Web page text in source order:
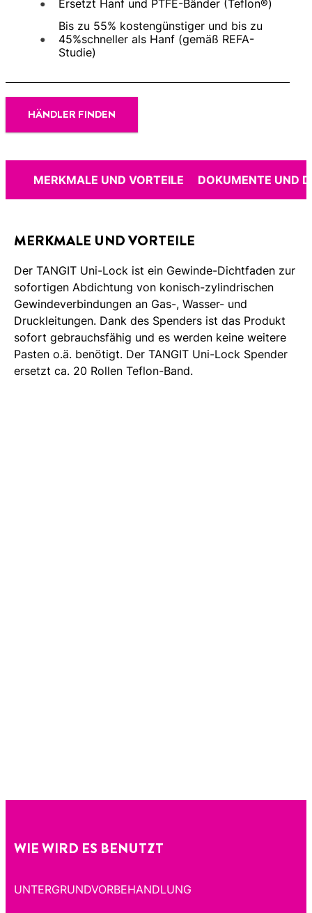
Ersetzt Hanf und PTFE-Bänder (Teflon®)
Bis zu 55% kostengünstiger und bis zu
45%schneller als Hanf (gemäß REFA-
Studie)
HÄNDLER FINDEN
MERKMALE UND VORTEILE DOKUMENTE UND
MERKMALE UND VORTEILE
Der TANGIT Uni-Lock ist ein Gewinde-Dichtfaden zur
sofortigen Abdichtung von konisch-zylindrischen
Gewindeverbindungen an Gas-, Wasser- und
Druckleitungen. Dank des Spenders ist das Produkt
sofort gebrauchsfähig und es werden keine weitere
Pasten o.ä. benötigt. Der TANGIT Uni-Lock Spender
ersetzt ca. 20 Rollen Teflon-Band.
WIE WIRD ES BENUTZT
UNTERGRUNDVORBEHANDLUNG